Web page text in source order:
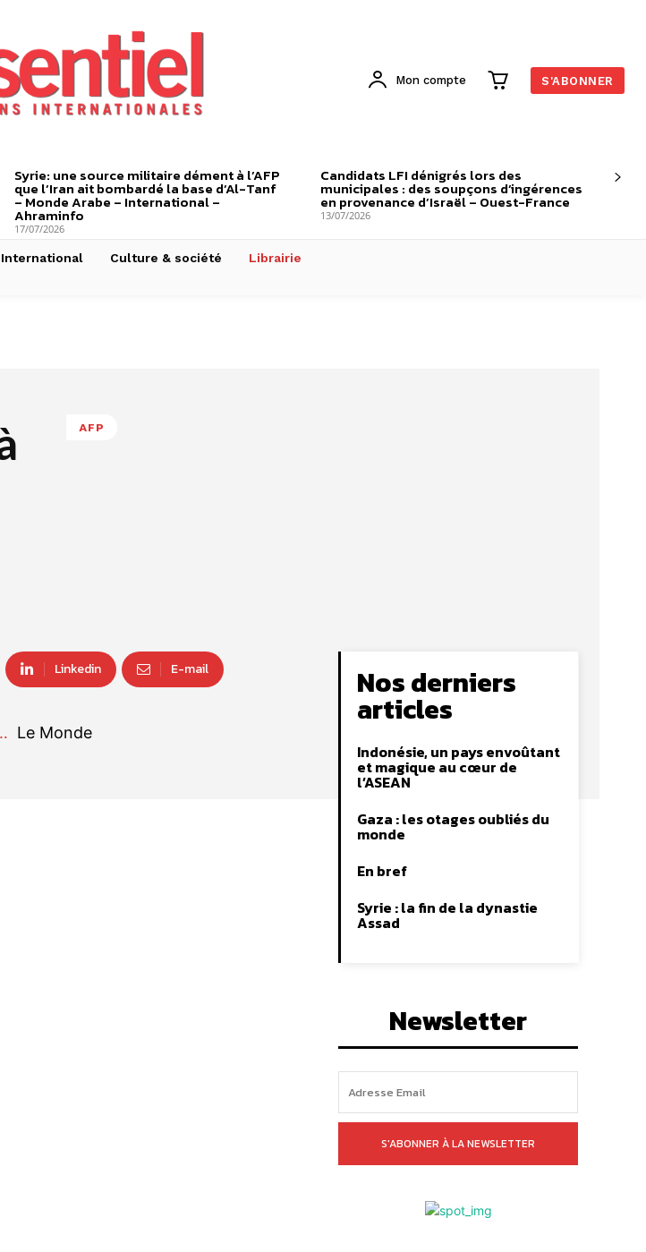
Mon compte S'ABONNER
Syrie: une source militaire dément à l’AFP
que l’Iran ait bombardé la base d’Al-Tanf
– Monde Arabe – International –
Ahraminfo
17/07/2026
Candidats LFI dénigrés lors des
municipales : des soupçons d’ingérences
en provenance d’Israël – Ouest-France
13/07/2026
International Culture & société Librairie
AFP
Linkedin E-mail
Le Monde
Nos derniers
articles
Indonésie, un pays envoûtant
et magique au cœur de
l’ASEAN
Gaza : les otages oubliés du
monde
En bref
Syrie : la fin de la dynastie
Assad
Newsletter
S'ABONNER À LA NEWSLETTER